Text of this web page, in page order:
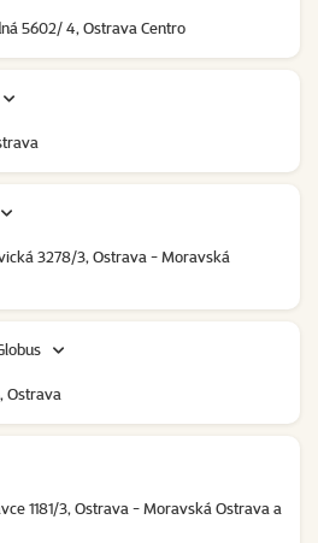
5602/ 4, Ostrava Centro
3278/3, Ostrava - Moravská
Ostrava
1181/3, Ostrava - Moravská Ostrava a